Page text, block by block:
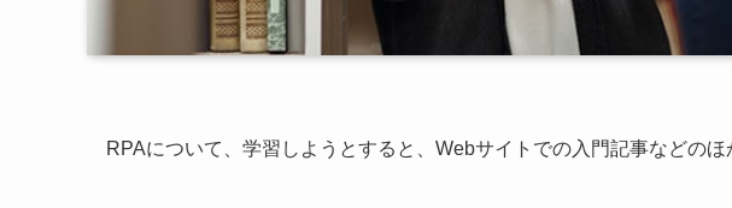
RPAについて、学習しようとすると、Webサイトでの入門記事などのほ